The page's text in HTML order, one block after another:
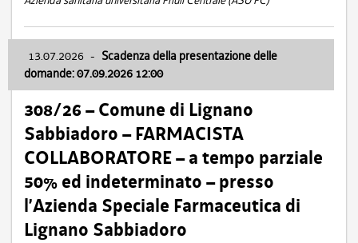
13.07.2026 - Scadenza della presentazione delle
domande: 07.09.2026 12:00
308/26 – Comune di Lignano
Sabbiadoro – FARMACISTA
COLLABORATORE – a tempo parziale
50% ed indeterminato – presso
l’Azienda Speciale Farmaceutica di
Lignano Sabbiadoro